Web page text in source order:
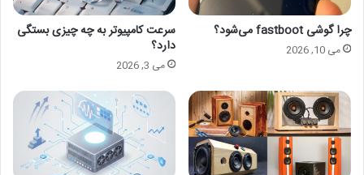
چرا گوشی fastboot می‌شود؟
می 10, 2026
سرعت کامپیوتر به چه چیزی بستگی
دارد؟
می 3, 2026